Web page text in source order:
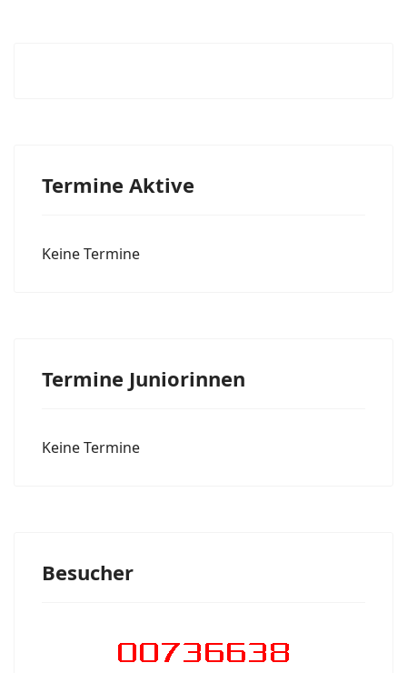
Termine Aktive
Keine Termine
Termine Juniorinnen
Keine Termine
Besucher